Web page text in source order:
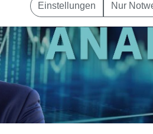
Einstellungen Nur